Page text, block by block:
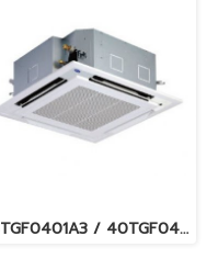
38TGF0401A3 / 40TGF0401UP แอร์แคเรียร์ รุ่นฝังฝ้า 4 ทิศทาง Carrier 4-Way Cassette Type Fixed Speed น้ำยา R32 (380V./ไฟ 3 เฟส) พร้อมบริการติดตั้ง